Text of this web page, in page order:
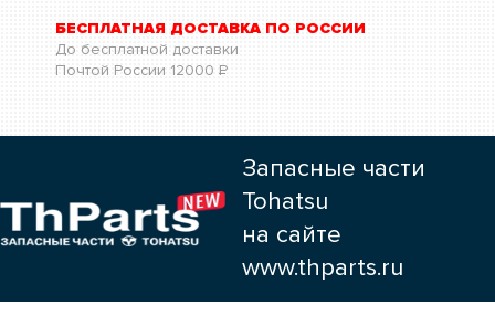
БЕСПЛАТНАЯ ДОСТАВКА ПО РОССИИ
До бесплатной доставки
Почтой России 12000 Р
Запасные части
Tohatsu
на сайте
www.thparts.ru